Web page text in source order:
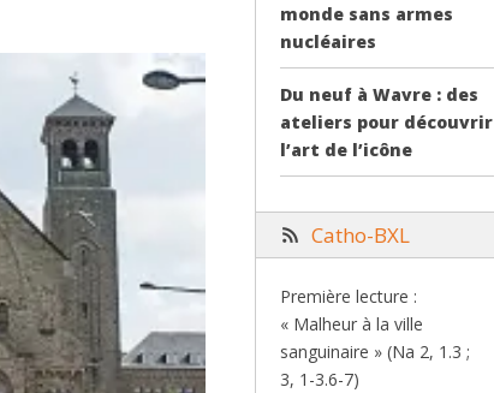
monde sans armes
nucléaires
Du neuf à Wavre : des
ateliers pour découvrir
l’art de l’icône
Catho-BXL
Première lecture :
« Malheur à la ville
sanguinaire » (Na 2, 1.3 ;
3, 1-3.6-7)